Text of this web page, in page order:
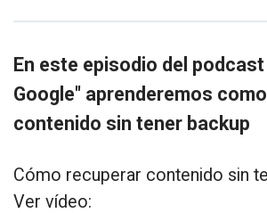
En este episodio del podcast
Google" aprenderemos
contenido sin tener backup
Cómo recuperar contenido sin
Ver vídeo: